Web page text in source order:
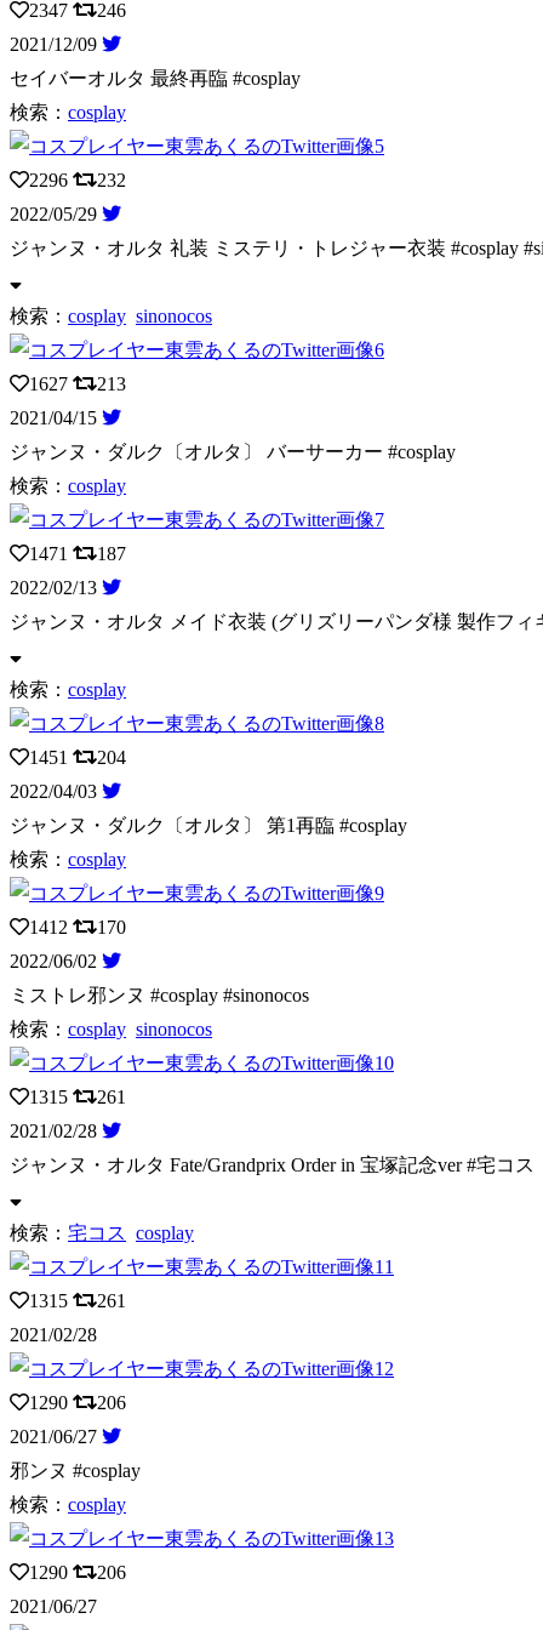
2347
246
2021/12/09
セイバーオルタ 最終再臨 #cosplay
検索： cosplay
2296
232
2022/05/29
ジャンヌ・オルタ 礼装 ミステリ・トレジャー衣装 #cosplay
検索： cosplay sinonocos
1627
213
2021/04/15
ジャンヌ・ダルク〔オルタ〕 バーサーカー #cosplay
検索： cosplay
1471
187
2022/02/13
ジャンヌ・オルタ メイド衣装 (グリズリーパンダ様 製作フィ
検索： cosplay
1451
204
2022/04/03
ジャンヌ・ダルク〔オルタ〕 第1再臨 #cosplay
検索： cosplay
1412
170
2022/06/02
ミストレ邪ンヌ #cosplay #sinonocos
検索： cosplay sinonocos
1315
261
2021/02/28
ジャンヌ・オルタ Fate/Grandprix Order in 宝塚記念ver#宅コス
検索： 宅コス cosplay
1315
261
2021/02/28
1290
206
2021/06/27
邪ンヌ #cosplay
検索： cosplay
1290
206
2021/06/27